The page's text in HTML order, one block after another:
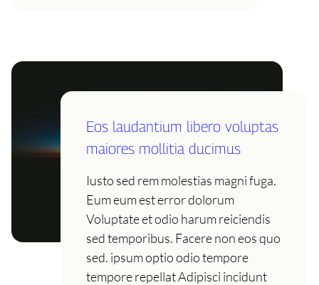
Eos laudantium libero voluptas
maiores mollitia ducimus
Iusto sed rem molestias magni fuga.
Eum eum est error dolorum
Voluptate et odio harum reiciendis
sed temporibus. Facere non eos quo
sed. ipsum optio odio tempore
tempore repellat Adipisci incidunt